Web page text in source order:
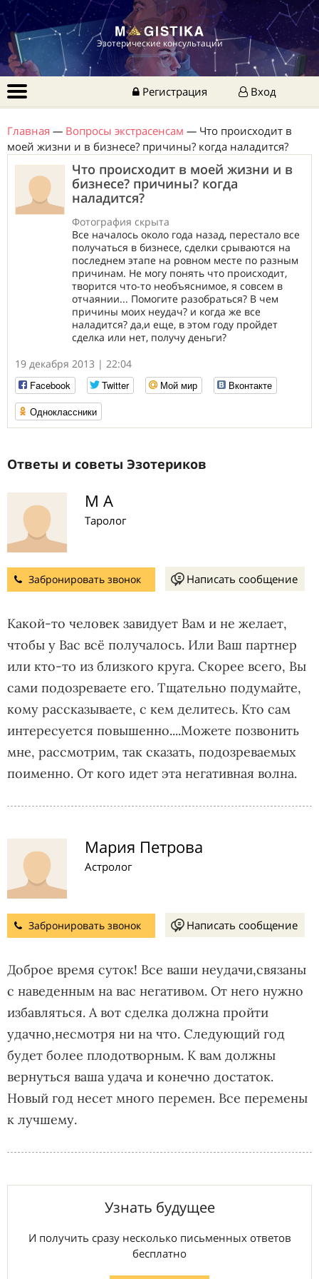
Эзотерические консультации
Регистрация Вход
Главная — Вопросы экстрасенсам — Что происходит в
моей жизни и в бизнесе? причины? когда наладится?
Что происходит в моей жизни и в
бизнесе? причины? когда
наладится?
Фотография скрыта
Все началось около года назад, перестало все
получаться в бизнесе, сделки срываются на
последнем этапе на ровном месте по разным
причинам. Не могу понять что происходит,
творится что-то необъяснимое, я совсем в
отчаянии... Помогите разобраться? В чем
причины моих неудач? и когда же все
наладится? да,и еще, в этом году пройдет
сделка или нет, получу деньги?
19 декабря 2013 | 22:04
Facebook
Twitter Мой мир
Вконтакте
Одноклассники
Ответы и советы Эзотериков
М А
Таролог
Забронировать звонок Написать сообщение
Какой-то человек завидует Вам и не желает,
чтобы у Вас всё получалось. Или Ваш партнер
или кто-то из близкого круга. Скорее всего, Вы
сами подозреваете его. Тщательно подумайте,
кому рассказываете, с кем делитесь. Кто сам
интересуется повышенно....Можете позвонить
мне, рассмотрим, так сказать, подозреваемых
поименно. От кого идет эта негативная волна.
Мария Петрова
Астролог
Забронировать звонок Написать сообщение
Доброе время суток! Все ваши неудачи,связаны
с наведенным на вас негативом. От него нужно
избавляться. А вот сделка должна пройти
удачно,несмотря ни на что. Следующий год
будет более плодотворным. К вам должны
вернуться ваша удача и конечно достаток.
Новый год несет много перемен. Все перемены
к лучшему.
Узнать будущее
И получить сразу несколько письменных ответов
бесплатно